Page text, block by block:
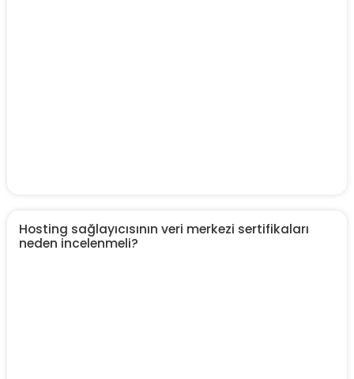
Hosting sağlayıcısının veri merkezi sertifikaları
neden incelenmeli?